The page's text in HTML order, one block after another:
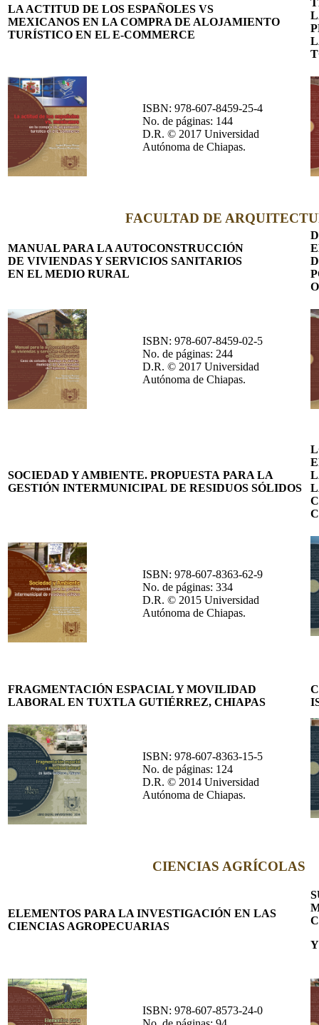
LA ACTITUD DE LOS ESPAÑOLES VS
MEXICANOS EN LA COMPRA DE ALOJAMIENTO
TURÍSTICO EN EL E-COMMERCE
ISBN: 978-607-8459-25-4
No. de páginas: 144
D.R. © 2017 Universidad
Autónoma de Chiapas.
FACULTAD DE
MANUAL PARA LA AUTOCONSTRUCCIÓN
DE VIVIENDAS Y SERVICIOS SANITARIOS
EN EL MEDIO RURAL
ISBN: 978-607-8459-02-5
No. de páginas: 244
D.R. © 2017 Universidad
Autónoma de Chiapas.
SOCIEDAD Y AMBIENTE. PROPUESTA PARA LA
GESTIÓN INTERMUNICIPAL DE RESIDUOS SÓLIDOS
ISBN: 978-607-8363-62-9
No. de páginas: 334
D.R. © 2015 Universidad
Autónoma de Chiapas.
FRAGMENTACIÓN ESPACIAL Y MOVILIDAD
LABORAL EN TUXTLA GUTIÉRREZ, CHIAPAS
ISBN: 978-607-8363-15-5
No. de páginas: 124
D.R. © 2014 Universidad
Autónoma de Chiapas.
CIENCIAS AGRÍCOLAS
ELEMENTOS PARA LA INVESTIGACIÓN EN LAS
CIENCIAS AGROPECUARIAS
ISBN: 978-607-8573-24-0